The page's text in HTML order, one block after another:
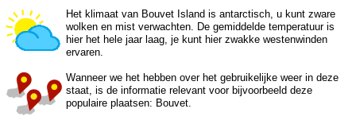
Het klimaat van Bouvet Island is antarctisch, u kunt zware
wolken en mist verwachten. De gemiddelde temperatuur is
hier het hele jaar laag, je kunt hier zwakke westenwinden
ervaren.
Wanneer we het hebben over het gebruikelijke weer in deze
staat, is de informatie relevant voor bijvoorbeeld deze
populaire plaatsen: Bouvet.